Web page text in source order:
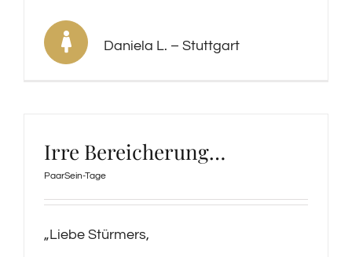
Daniela L. – Stuttgart
Irre Bereicherung…
PaarSein-Tage
„Liebe Stürmers,